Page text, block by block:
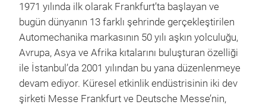
1971 yılında ilk olarak Frankfurt’ta başlayan ve
bugün dünyanın 13 farklı şehrinde gerçekleştirilen
Automechanika markasının 50 yılı aşkın yolculuğu,
Avrupa, Asya ve Afrika kıtalarını buluşturan özelliği
ile İstanbul’da 2001 yılından bu yana düzenlenmeye
devam ediyor. Küresel etkinlik endüstrisinin iki dev
şirketi Messe Frankfurt ve Deutsche Messe’nin,